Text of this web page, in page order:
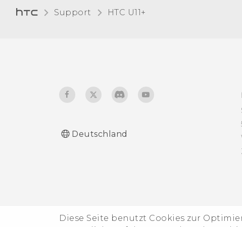
Diese Seite benutzt Cookies zur
Support
HTC U11+‎
Deutschland